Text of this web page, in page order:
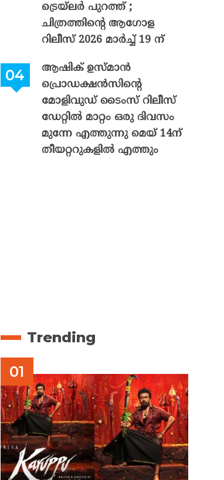
ട്രെയ്‌ലർ പുറത്ത് ;
ചിത്രത്തിന്റെ ആഗോള
റിലീസ് 2026 മാർച്ച് 19 ന്
ആഷിക് ഉസ്മാൻ
പ്രൊഡക്ഷൻസിന്റെ
മോളിവുഡ് ടൈംസ് റിലീസ്
ഡേറ്റിൽ മാറ്റം ഒരു ദിവസം
മുന്നേ എത്തുന്നു മെയ് 14ന്
തീയറ്ററുകളിൽ എത്തും
Trending